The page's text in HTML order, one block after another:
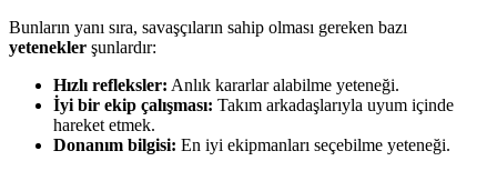
Bunların yanı sıra, savaşçıların sahip olması gereken bazı
yetenekler şunlardır:
Hızlı refleksler: Anlık kararlar alabilme yeteneği.
İyi bir ekip çalışması: Takım arkadaşlarıyla uyum içinde
hareket etmek.
Donanım bilgisi: En iyi ekipmanları seçebilme yeteneği.